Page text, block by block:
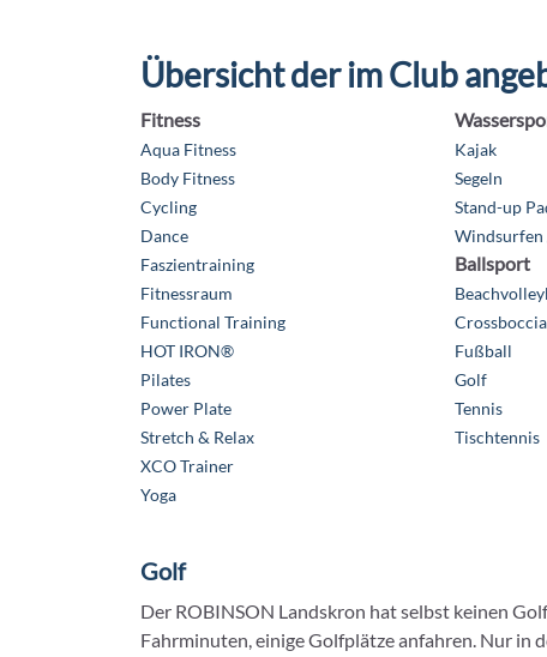
Übersicht der im Club
Fitness
Aqua Fitness
Body Fitness
Cycling
Dance
Faszientraining
Fitnessraum
Functional Training
HOT IRON®
Pilates
Power Plate
Stretch & Relax
XCO Trainer
Yoga
Kajak
Segeln
Stand-up
Windsurfen
Ballsport
Crossboccia
Fußball
Golf
Tennis
Tischtennis
Golf
Der ROBINSON Landskron hat selbst keinen
Fahrminuten, einige Golfplätze anfahren. Nur in